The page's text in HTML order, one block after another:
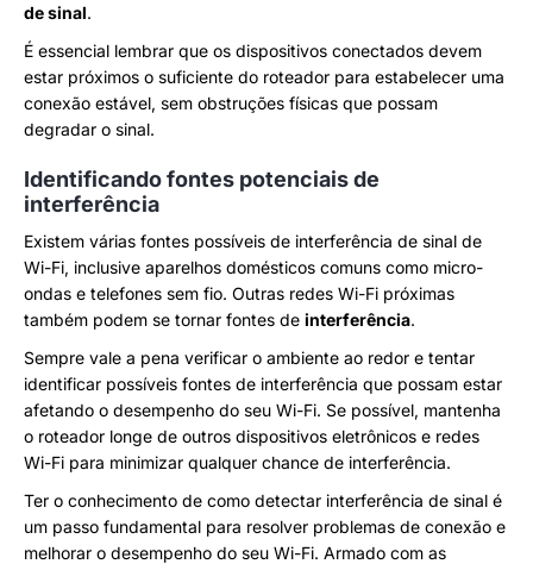
de sinal.
É essencial lembrar que os dispositivos conectados devem
estar próximos o suficiente do roteador para estabelecer uma
conexão estável, sem obstruções físicas que possam
degradar o sinal.
Identificando fontes potenciais de
interferência
Existem várias fontes possíveis de interferência de sinal de
Wi-Fi, inclusive aparelhos domésticos comuns como micro-
ondas e telefones sem fio. Outras redes Wi-Fi próximas
também podem se tornar fontes de interferência.
Sempre vale a pena verificar o ambiente ao redor e tentar
identificar possíveis fontes de interferência que possam estar
afetando o desempenho do seu Wi-Fi. Se possível, mantenha
o roteador longe de outros dispositivos eletrônicos e redes
Wi-Fi para minimizar qualquer chance de interferência.
Ter o conhecimento de como detectar interferência de sinal é
um passo fundamental para resolver problemas de conexão e
melhorar o desempenho do seu Wi-Fi. Armado com as